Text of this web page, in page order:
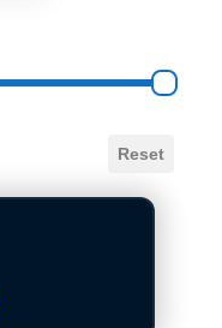
Reset